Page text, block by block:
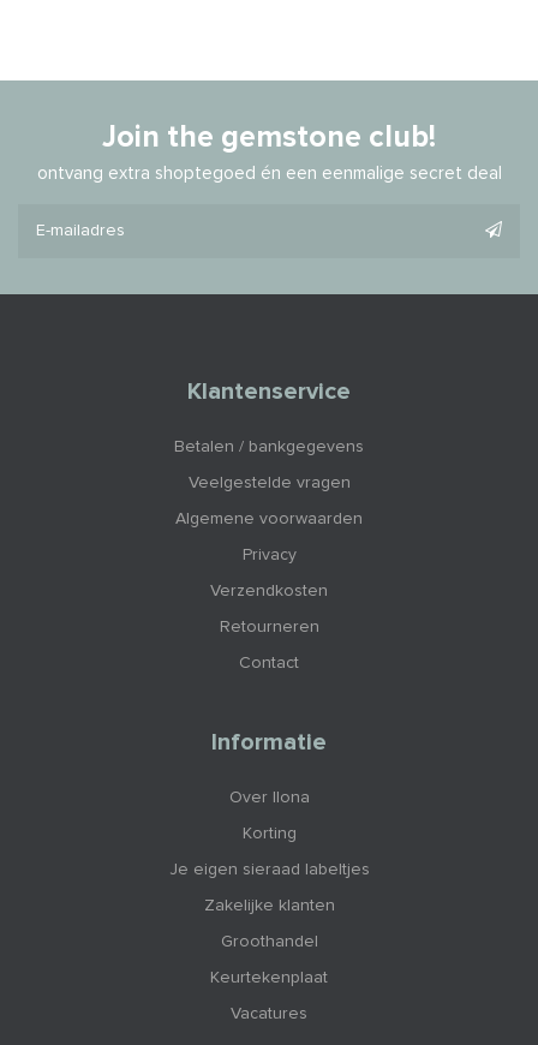
Join the gemstone club!
ontvang extra shoptegoed én een eenmalige secret deal
Klantenservice
Betalen / bankgegevens
Veelgestelde vragen
Algemene voorwaarden
Privacy
Verzendkosten
Retourneren
Contact
Informatie
Over Ilona
Korting
Je eigen sieraad labeltjes
Zakelijke klanten
Groothandel
Keurtekenplaat
Vacatures